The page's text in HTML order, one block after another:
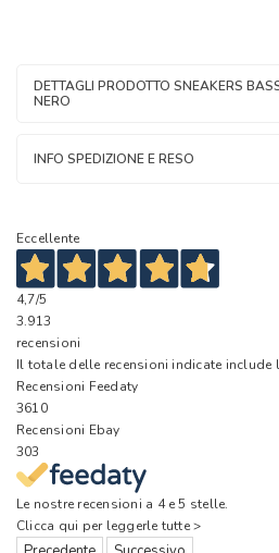
DETTAGLI PRODOTTO SNEAKERS
NERO
INFO SPEDIZIONE E RESO
Eccellente
4,7/5
3.913
recensioni
Il totale delle recensioni indicate include
Recensioni Feedaty
3610
Recensioni Ebay
303
Le nostre recensioni a 4 e 5 stelle.
Clicca qui per leggerle tutte >